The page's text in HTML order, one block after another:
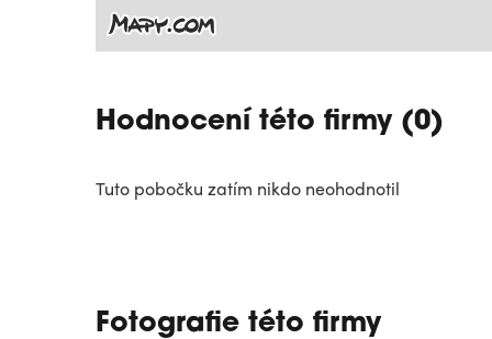
Hodnocení této firmy (0)
Tuto pobočku zatím nikdo neohodnotil
Fotografie této firmy